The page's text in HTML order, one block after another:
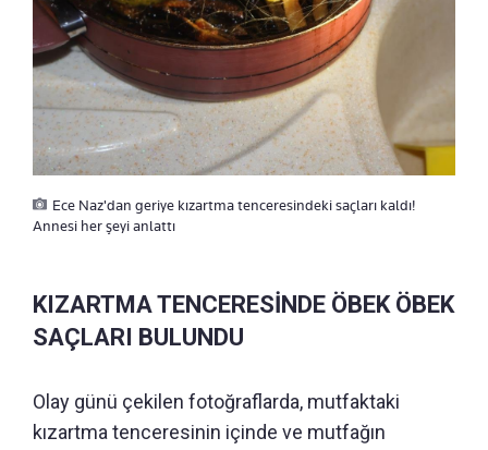
Ece Naz'dan geriye kızartma tenceresindeki saçları kaldı!
Annesi her şeyi anlattı
KIZARTMA TENCERESİNDE ÖBEK ÖBEK
SAÇLARI BULUNDU
Olay günü çekilen fotoğraflarda, mutfaktaki
kızartma tenceresinin içinde ve mutfağın